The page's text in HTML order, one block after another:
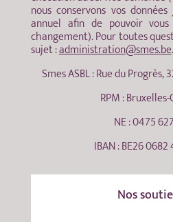
nous conservons vos
annuel afin de pouvoir
changement). Pour toutes
sujet :administration@smes.be.
Smes ASBL : Rue du Progrès,
RPM :
NE : 0475
IBAN : BE26 0682
Nos